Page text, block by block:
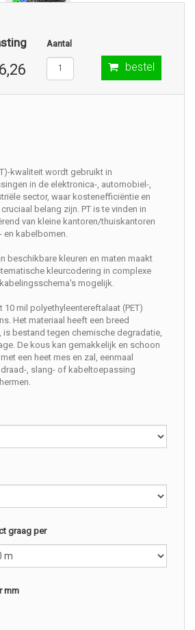
Aantal
bestel
kwaliteit wordt gebruikt in
in de elektronica-, automobiel-,
sector, waar kostenefficiëntie en
belang zijn. PT is te vinden in
van kleine kantoren/thuiskantoren
kabelbomen.
beschikbare kleuren en maten maakt
kleurcodering in complexe
mogelijk.
10 mil polyethyleentereftalaat (PET)
Het materiaal heeft een breed
is bestand tegen chemische degradatie,
De kous kan gemakkelijk en schoon
een heet mes en zal, eenmaal
, slang- of kabeltoepassing
graag per
mm